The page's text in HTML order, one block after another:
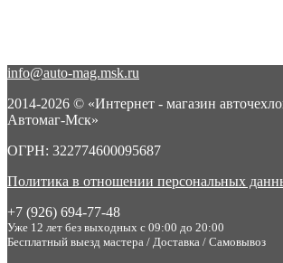
info@auto-mag.msk.ru
2014-2026 © «Интернет - магазин
Автомаг-Мск»
ОГРН: 322774600095687
Политика в отношении персональных
+7 (926) 694-77-48
Уже 12 лет без выходных с 09:00 до 20:00
Бесплатный выезд мастера / Доставка / Самовывоз